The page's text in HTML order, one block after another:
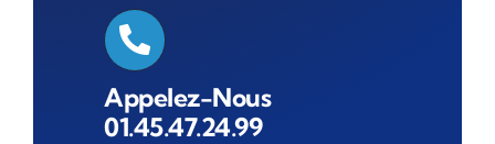
Appelez-Nous
01.45.47.24.99